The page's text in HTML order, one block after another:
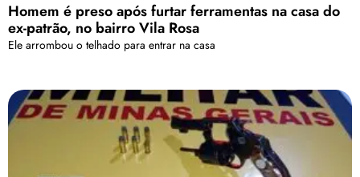
Homem é preso após furtar ferramentas na casa do
ex-patrão, no bairro Vila Rosa
Ele arrombou o telhado para entrar na casa